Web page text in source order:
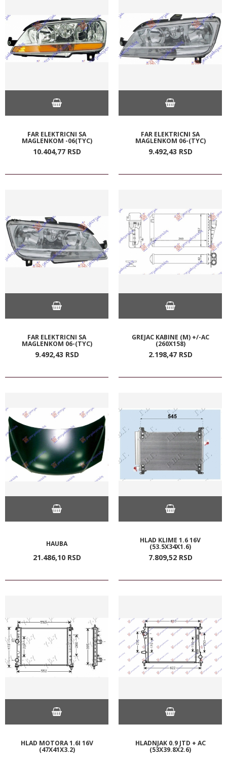
FAR ELEKTRICNI SA
MAGLENKOM -06(TYC)
10.404,77 RSD
FAR ELEKTRICNI SA
MAGLENKOM 06-(TYC)
9.492,43 RSD
FAR ELEKTRICNI SA
MAGLENKOM 06-(TYC)
9.492,43 RSD
GREJAC KABINE (M) +/-AC
(260X158)
2.198,47 RSD
HAUBA
21.486,10 RSD
HLAD KLIME 1.6 16V
(53.5X34X1.6)
7.809,52 RSD
HLAD MOTORA 1.6I 16V
(47X41X3.2)
HLADNJAK 0.9 JTD + AC
(53X39.8X2.6)